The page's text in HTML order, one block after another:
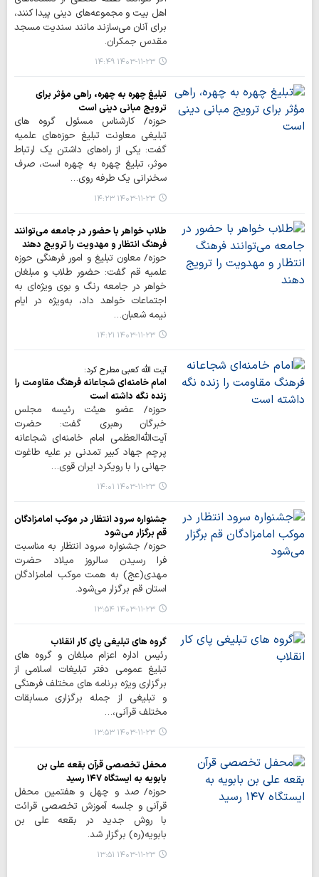
اهل بیت و مجموعه‌های دینی پیدا کنند،
برای آنان می‌سازند مانند سندیت مسجد
مقدس جمکران.
۱۴۰۳-۱۱-۲۳ ۱۴:۴۹
تبلیغ چهره به چهره، راهی مؤثر برای
ترویج مبانی دینی است
حوزه/ کارشناس مسئول گروه های
تبلیغی معاونت تبلیغ حوزه‌های علمیه
گفت: یکی از راه‌های داشتن یک ارتباط
موثر، تبلیغ چهره به چهره است، صرف
سخنرانی یک طرفه روی…
۱۴۰۳-۱۱-۲۳ ۱۴:۲۳
طلاب خواهر با حضور در جامعه می‌توانند
فرهنگ انتظار و مهدویت را ترویج دهند
حوزه/ معاون تبلیغ و امور فرهنگی حوزه
علمیه قم گفت: حضور طلاب و مبلغان
خواهر در جامعه رنگ و بوی ویژه‌ای به
اجتماعات خواهد داد، به‌ویژه در ایام
نیمه شعبان…
۱۴۰۳-۱۱-۲۳ ۱۴:۲۱
آیت الله کعبی مطرح کرد:
امام خامنه‌ای شجاعانه فرهنگ مقاومت را
زنده نگه داشته است
حوزه/ عضو هیئت رئیسه مجلس
خبرگان رهبری گفت: حضرت
آیت‌الله‌العظمی امام خامنه‌ای شجاعانه
پرچم جهاد کبیر تمدنی بر علیه طاغوت
جهانی را با رویکرد ایران قوی…
۱۴۰۳-۱۱-۲۳ ۱۴:۰۱
جشنواره سرود انتظار در موکب امامزادگان
قم برگزار می‌شود
حوزه/ جشنواره سرود انتظار به مناسبت
فرا رسیدن سالروز میلاد حضرت
مهدی(عج) به همت موکب امامزادگان
استان قم برگزار می‌شود.
۱۴۰۳-۱۱-۲۳ ۱۳:۵۴
گروه های تبلیغی پای کار انقلاب
رئیس اداره اعزام مبلغان و گروه های
تبلیغ عمومی دفتر تبلیغات اسلامی از
برگزاری ویژه برنامه های مختلف فرهنگی
و تبلیغی از جمله برگزاری مسابقات
مختلف قرآنی،…
۱۴۰۳-۱۱-۲۳ ۱۳:۵۳
محفل تخصصی قرآن بقعه علی بن
بابویه به ایستگاه ۱۴۷ رسید
حوزه/ صد و چهل و هفتمین محفل
قرآنی و جلسه آموزش تخصصی قرائت
با روش جدید در بقعه علی بن
بابویه(ره) برگزار شد.
۱۴۰۳-۱۱-۲۳ ۱۳:۵۱